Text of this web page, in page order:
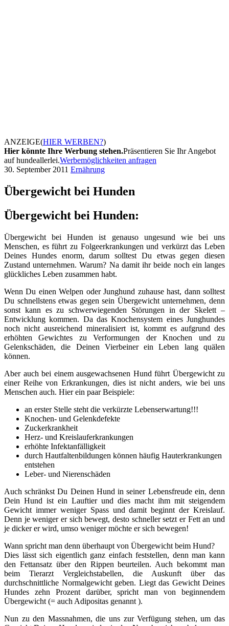
ANZEIGE(HIER WERBEN?)
Hier könnte Ihre Werbung stehen.Präsentieren Sie Ihr Angebot
auf hundeallerlei.Werbemöglichkeiten anfragen
30. September 2011 Ernährung
Übergewicht bei Hunden
Übergewicht bei Hunden:
Übergewicht bei Hunden ist genauso ungesund wie bei uns
Menschen, es führt zu Folgeerkrankungen und verkürzt das Leben
Deines Hundes enorm, darum solltest Du etwas gegen diesen
Zustand unternehmen. Warum? Na damit ihr beide noch ein langes
glückliches Leben zusammen habt.
Wenn Du einen Welpen oder Junghund zuhause hast, dann solltest
Du schnellstens etwas gegen sein Übergewicht unternehmen, denn
sonst kann es zu schwerwiegenden Störungen in der Skelett –
Entwicklung kommen. Da das Knochensystem eines Junghundes
noch nicht ausreichend mineralisiert ist, kommt es aufgrund des
erhöhten Gewichtes zu Verformungen der Knochen und zu
Gelenkschäden, die Deinen Vierbeiner ein Leben lang quälen
können.
Aber auch bei einem ausgewachsenen Hund führt Übergewicht zu
einer Reihe von Erkrankungen, dies ist nicht anders, wie bei uns
Menschen auch. Hier ein paar Beispiele:
an erster Stelle steht die verkürzte Lebenserwartung!!!
Knochen- und Gelenkdefekte
Zuckerkrankheit
Herz- und Kreislauferkrankungen
erhöhte Infektanfälligkeit
durch Hautfaltenbildungen können häufig Hauterkrankungen
entstehen
Leber- und Nierenschäden
Auch schränkst Du Deinen Hund in seiner Lebensfreude ein, denn
Dein Hund ist ein Lauftier und dies macht ihm mit steigendem
Gewicht immer weniger Spass und damit beginnt der Kreislauf.
Denn je weniger er sich bewegt, desto schneller setzt er Fett an und
je dicker er wird, umso weniger möchte er sich bewegen!
Wann spricht man denn überhaupt von Übergewicht beim Hund?
Dies lässt sich eigentlich ganz einfach feststellen, denn man kann
den Fettansatz über den Rippen beurteilen. Auch bekommt man
beim Tierarzt Vergleichstabellen, die Auskunft über das
durchschnittliche Normalgewicht geben. Liegt das Gewicht Deines
Hundes zehn Prozent darüber, spricht man von beginnendem
Übergewicht (= auch Adipositas genannt ).
Nun zu den Massnahmen, die uns zur Verfügung stehen, um das